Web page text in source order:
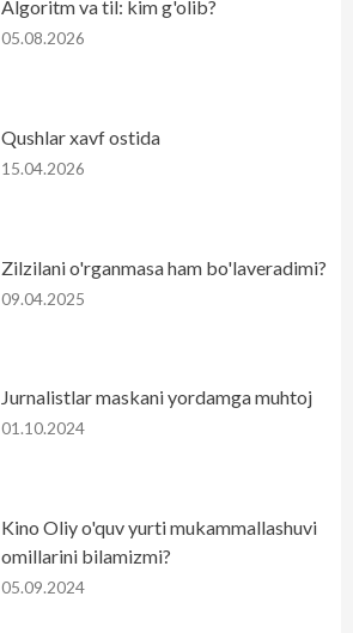
Algoritm va til: kim g'olib?
05.08.2026
Qushlar xavf ostida
15.04.2026
Zilzilani o'rganmasa ham bo'laveradimi?
09.04.2025
Jurnalistlar maskani yordamga muhtoj
01.10.2024
Kino Oliy o'quv yurti mukammallashuvi
omillarini bilamizmi?
05.09.2024